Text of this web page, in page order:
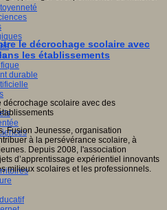
durable
le décrochage scolaire avec
les établissements
Fusion Jeunesse, organisation
à la persévérance scolaire, à
Depuis 2008, l'association
d’apprentissage expérientiel innovants
milieux scolaires et les professionnels.